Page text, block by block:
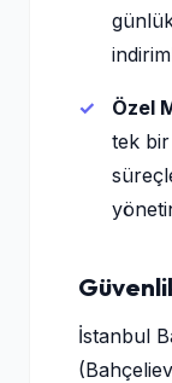
Özel
tek
İstanbul